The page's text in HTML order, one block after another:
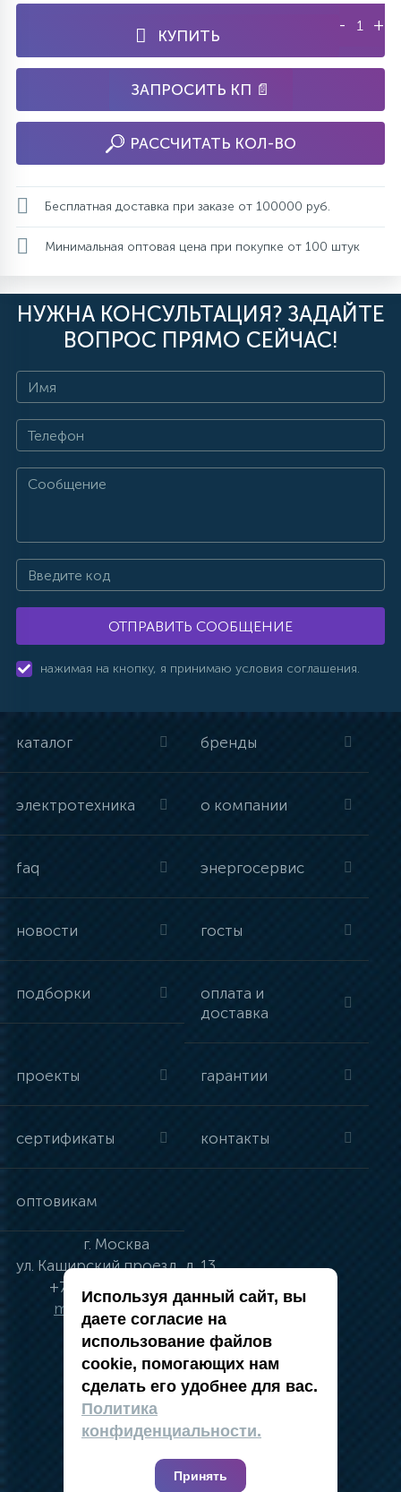
КУПИТЬ
- +
ЗАПРОСИТЬ КП 📄
РАССЧИТАТЬ КОЛ-ВО
Бесплатная доставка при заказе от 100000 руб.
Минимальная оптовая цена при покупке от 100 штук
НУЖНА КОНСУЛЬТАЦИЯ? ЗАДАЙТЕ
ВОПРОС ПРЯМО СЕЙЧАС!
ОТПРАВИТЬ СООБЩЕНИЕ
нажимая на кнопку, я принимаю условия соглашения.
каталог бренды
электротехника о компании
faq энергосервис
новости госты
подборки
оплата и
доставка
проекты гарантии
сертификаты контакты
оптовикам
г. Москва
ул. Каширский проезд, д. 13
+7 (495) 134-41-83
moskva@vincci.ru
политика в отношении обработки
персональных данных
публичная оферта
карта сайта
Используя данный сайт, вы
даете согласие на
использование файлов
cookie, помогающих нам
сделать его удобнее для вас.
Политика
конфиденциальности.
Принять